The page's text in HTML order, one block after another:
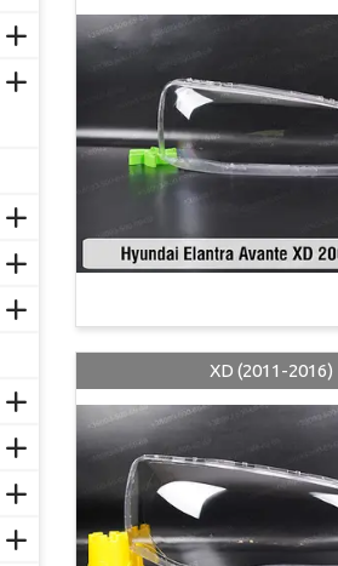
XD (2011-2016)